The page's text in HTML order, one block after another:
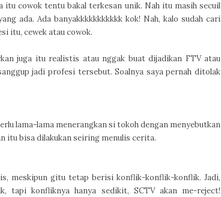
itu cowok tentu bakal terkesan unik. Nah itu masih secuil
ada. Ada banyakkkkkkkkkkk kok! Nah, kalo sudah cari
itu, cewek atau cowok.
juga itu realistis atau nggak buat dijadikan FTV atau
jadi profesi tersebut. Soalnya saya pernah ditolak
lama-lama menerangkan si tokoh dengan menyebutkan
itu bisa dilakukan seiring menulis cerita.
meskipun gitu tetap berisi konflik-konflik-konflik. Jadi,
tapi konfliknya hanya sedikit, SCTV akan me-reject!